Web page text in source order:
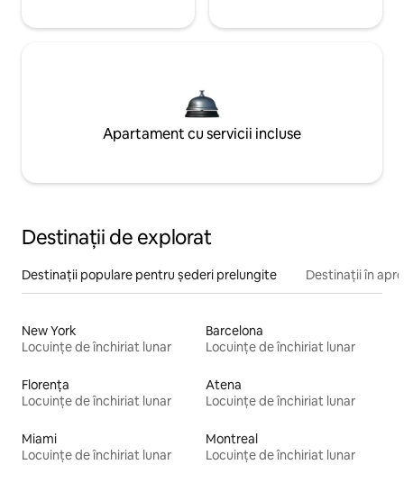
Apartament cu servicii incluse
Destinații de explorat
Destinații populare pentru șederi prelungite Destinații în
New York
Locuințe de închiriat lunar
Barcelona
Locuințe de închiriat lunar
Florența
Locuințe de închiriat lunar
Atena
Locuințe de închiriat lunar
Miami
Locuințe de închiriat lunar
Montreal
Locuințe de închiriat lunar